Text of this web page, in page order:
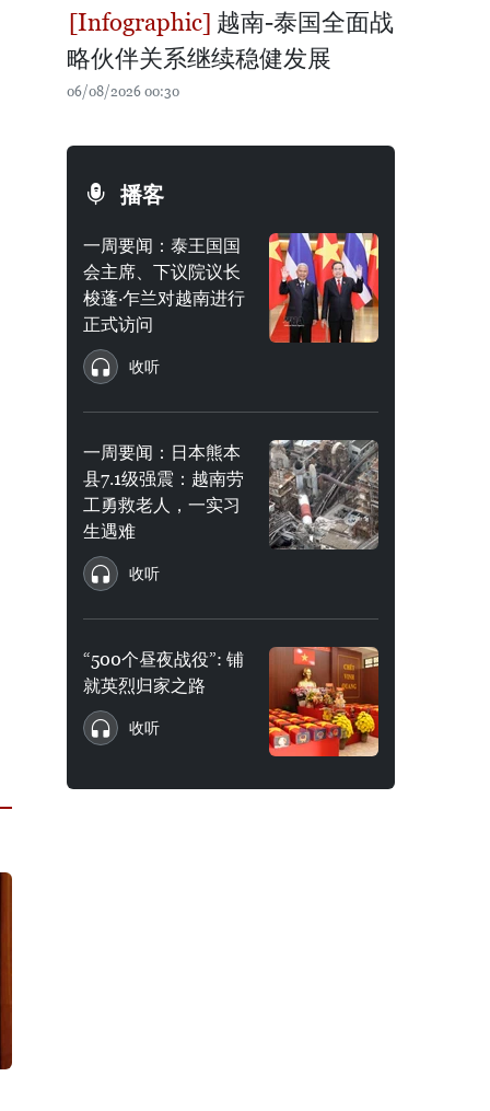
越南-泰国全面战
略伙伴关系继续稳健发展
06/08/2026 00:30
播客
一周要闻：泰王国国
会主席、下议院议长
梭蓬·乍兰对越南进行
正式访问
收听
一周要闻：日本熊本
县7.1级强震：越南劳
工勇救老人，一实习
生遇难
收听
“500个昼夜战役”: 铺
就英烈归家之路
收听